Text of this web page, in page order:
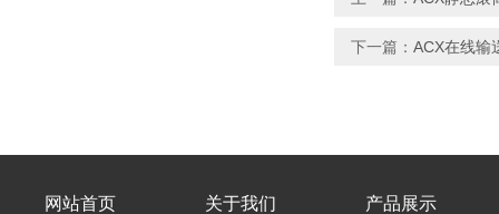
下一篇： ACX在线输
网站首页 关于我们 产品展示